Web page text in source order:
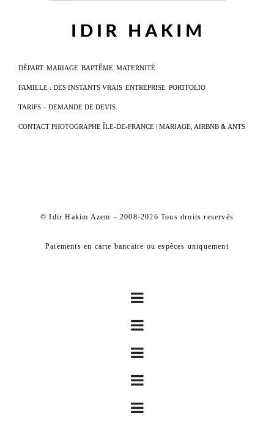
DÉPART MARIAGE BAPTÊME MATERNITÉ
FAMILLE : DES INSTANTS VRAIS ENTREPRISE PORTFOLIO
TARIFS – DEMANDE DE DEVIS
CONTACT PHOTOGRAPHE ÎLE-DE-FRANCE | MARIAGE, AIRBNB & ANTS
© Idir Hakim Azem – 2008-2026 Tous droits reservés
Paiements en carte bancaire ou espèces uniquement